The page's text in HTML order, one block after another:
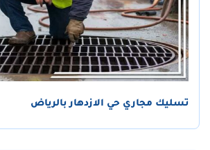
تسليك مجاري حي الازدهار بالرياض